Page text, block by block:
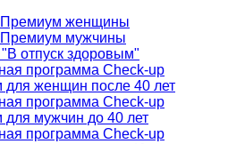
Премиум женщины
мужчины
отпуск здоровым"
программа Check-up
для женщин после 40 лет
программа Check-up
для мужчин до 40 лет
программа Check-up